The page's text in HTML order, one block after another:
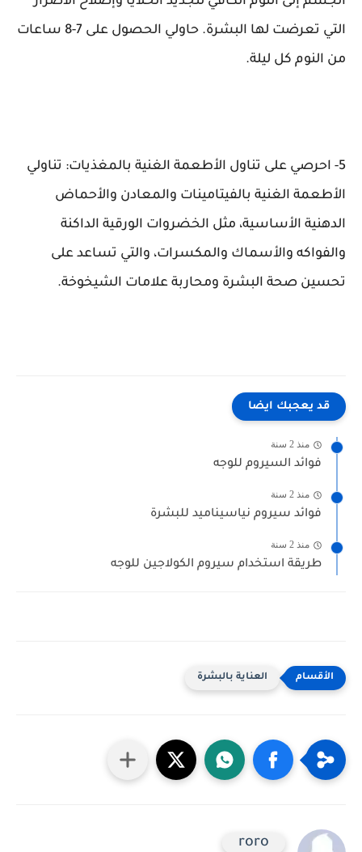
التي تعرضت لها البشرة. حاولي الحصول على 7-8 ساعات
من النوم كل ليلة.
5- احرصي على تناول الأطعمة الغنية بالمغذيات: تناولي
الأطعمة الغنية بالفيتامينات والمعادن والأحماض
الدهنية الأساسية، مثل الخضروات الورقية الداكنة
والفواكه والأسماك والمكسرات، والتي تساعد على
تحسين صحة البشرة ومحاربة علامات الشيخوخة.
قد يعجبك ايضا
منذ 2 سنة
فوائد السيروم للوجه
منذ 2 سنة
فوائد سيروم نياسيناميد للبشرة
منذ 2 سنة
طريقة استخدام سيروم الكولاجين للوجه
العناية بالبشرة
roro